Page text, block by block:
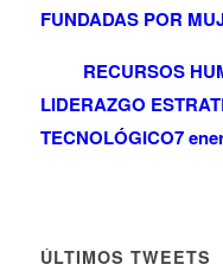
FUNDADAS POR
RECURSOS
LIDERAZGO
TECNOLÓGICO7
ÚLTIMOS TWEETS